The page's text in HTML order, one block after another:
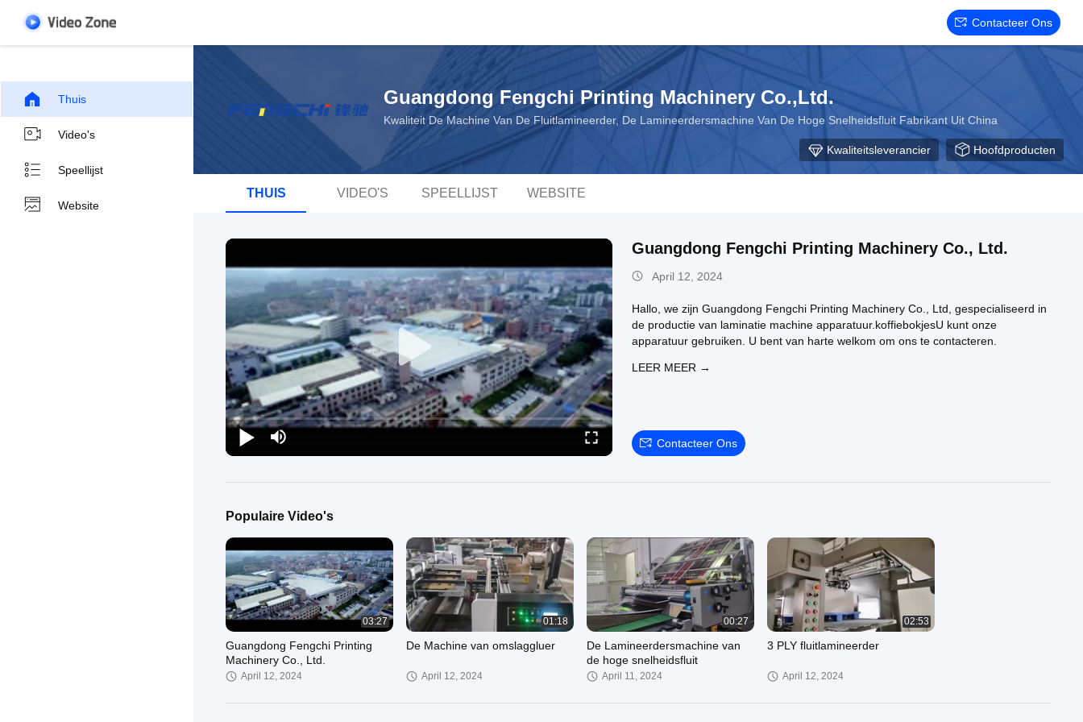
Contacteer Ons
Thuis
Video's
Speellijst
Website
Guangdong Fengchi Printing Machinery Co.,Ltd.
Kwaliteit De Machine Van De Fluitlamineerder, De Lamineerdersmachine Van De Hoge Snelheidsfluit Fabrikant Uit China
Kwaliteitsleverancier Hoofdproducten
THUIS VIDEO'S SPEELLIJST WEBSITE
Guangdong Fengchi Printing Machinery Co., Ltd.
April 12, 2024
Hallo, we zijn Guangdong Fengchi Printing Machinery Co., Ltd, gespecialiseerd in
de productie van laminatie machine apparatuur.koffiebokjesU kunt onze
apparatuur gebruiken. U bent van harte welkom om ons te contacteren.
LEER MEER →
Contacteer Ons
Populaire Video's
03:27
Guangdong Fengchi Printing
Machinery Co., Ltd.
April 12, 2024
01:18
De Machine van omslaggluer
April 12, 2024
00:27
De Lamineerdersmachine van
de hoge snelheidsfluit
April 11, 2024
02:53
3 PLY fluitlamineerder
April 12, 2024